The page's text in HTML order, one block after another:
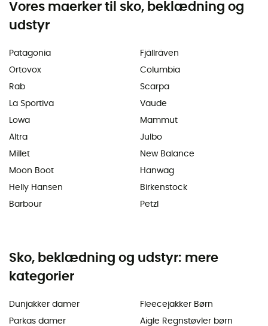
Vores maerker til sko, beklædning og
udstyr
Patagonia
Ortovox
Rab
La Sportiva
Lowa
Altra
Millet
Moon Boot
Helly Hansen
Barbour
Fjällräven
Columbia
Scarpa
Vaude
Mammut
Julbo
New Balance
Hanwag
Birkenstock
Petzl
Sko, beklædning og udstyr: mere
kategorier
Dunjakker damer
Parkas damer
Fleecejakker Børn
Aigle Regnstøvler børn